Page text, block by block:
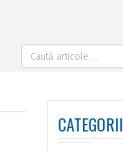
CATEGORII